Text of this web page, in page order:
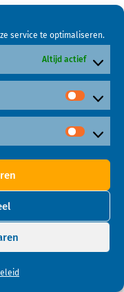
service te optimaliseren.
Altijd actief